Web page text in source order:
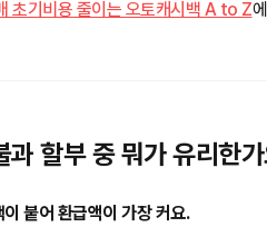
초기비용 줄이는 오토캐시백 A to Z
할부 중 뭐가 유리한
붙어 환급액이 가장 커요.